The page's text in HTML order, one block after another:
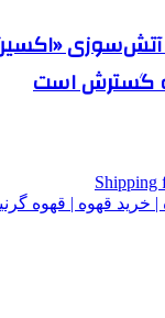
آتش‌سوزی «اکسین
گسترش است
Shipping
| خرید قهوه | قهوه